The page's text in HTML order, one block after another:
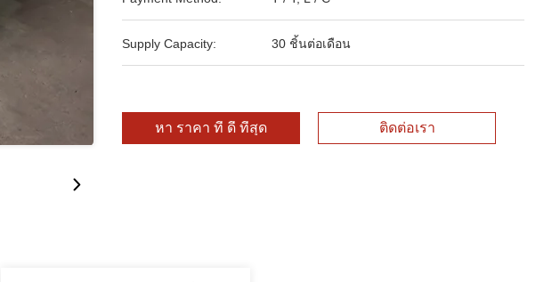
Supply Capacity: 30 ชิ้นต่อเดือน
หา ราคา ที่ ดี ที่สุด ติดต่อเรา